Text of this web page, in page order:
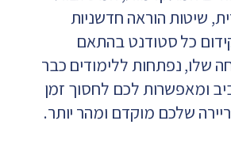
שיטות הוראה חדשניות
כל סטודנט בהתאם
שלו, נפתחות ללימודים כבר
ומאפשרות לכם לחסוך זמן
שלכם מוקדם ומהר יותר.